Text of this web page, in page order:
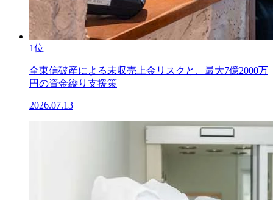
1位
全東信破産による未収売上金リスクと、最大7億2000万
円の資金繰り支援策
2026.07.13